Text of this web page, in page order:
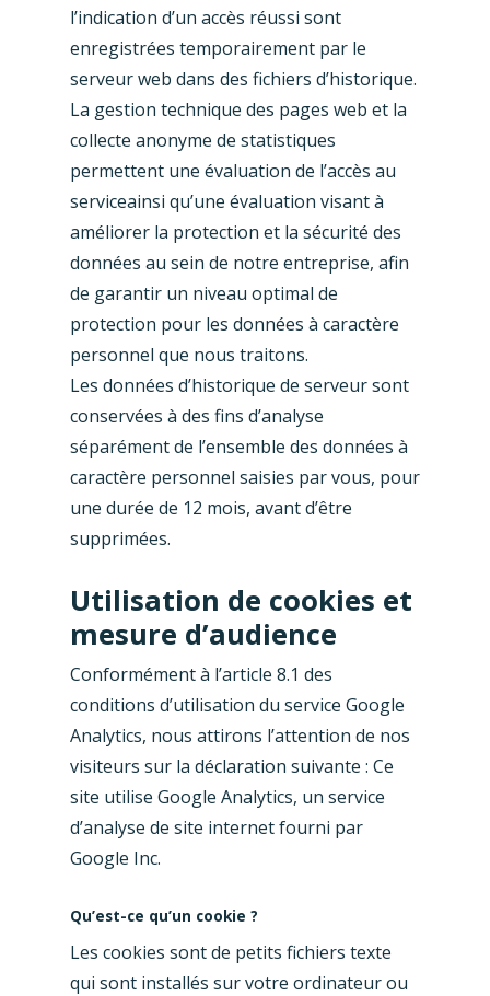
l’indication d’un accès réussi sont
enregistrées temporairement par le
serveur web dans des fichiers d’historique.
La gestion technique des pages web et la
collecte anonyme de statistiques
permettent une évaluation de l’accès au
serviceainsi qu’une évaluation visant à
améliorer la protection et la sécurité des
données au sein de notre entreprise, afin
de garantir un niveau optimal de
protection pour les données à caractère
personnel que nous traitons.
Les données d’historique de serveur sont
conservées à des fins d’analyse
séparément de l’ensemble des données à
caractère personnel saisies par vous, pour
une durée de 12 mois, avant d’être
supprimées.
Utilisation de cookies et
mesure d’audience
Conformément à l’article 8.1 des
conditions d’utilisation du service Google
Analytics, nous attirons l’attention de nos
visiteurs sur la déclaration suivante : Ce
site utilise Google Analytics, un service
d’analyse de site internet fourni par
Google Inc.
Qu’est-ce qu’un cookie ?
Les cookies sont de petits fichiers texte
qui sont installés sur votre ordinateur ou